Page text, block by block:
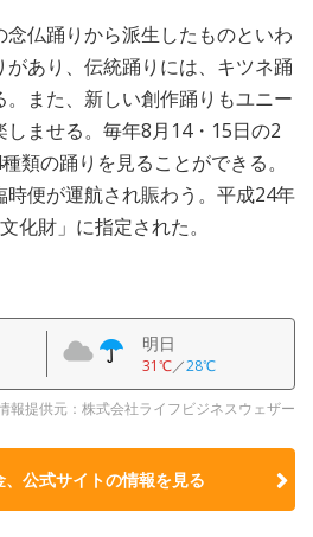
仏踊りから派生したものといわ
あり、伝統踊りには、キツネ踊
。また、新しい創作踊りもユニー
しませる。毎年8月14・15日の2
類の踊りを見ることができる。
便が運航され賑わう。平成24年
化財」に指定された。
明日
31℃／28℃
報提供元：株式会社ライフビジネスウェザー
公式サイトの情報を見る